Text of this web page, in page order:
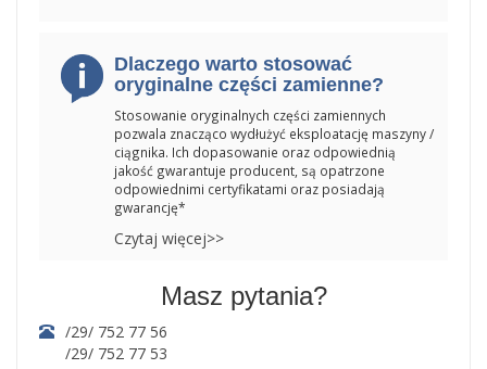
Dlaczego warto stosować
oryginalne części zamienne?
Stosowanie oryginalnych części zamiennych
pozwala znacząco wydłużyć eksploatację maszyny /
ciągnika. Ich dopasowanie oraz odpowiednią
jakość gwarantuje producent, są opatrzone
odpowiednimi certyfikatami oraz posiadają
gwarancję*
Czytaj więcej>>
Masz pytania?
/29/ 752 77 56
/29/ 752 77 53